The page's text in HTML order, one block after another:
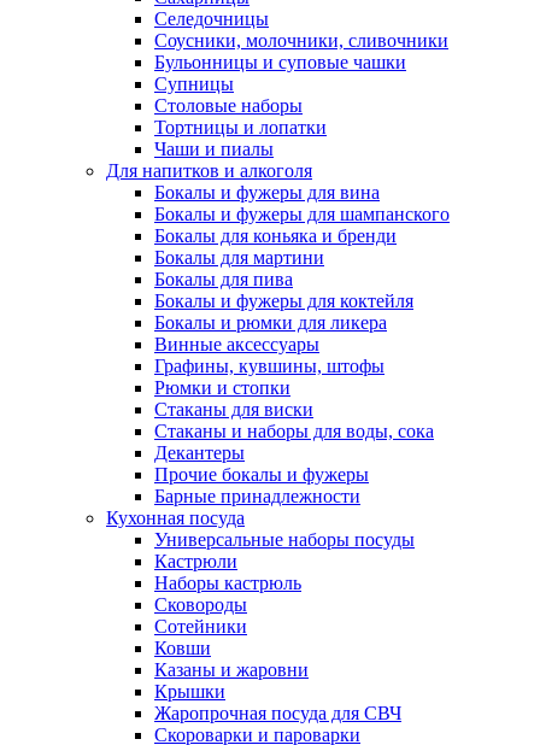
Селедочницы
Соусники, молочники, сливочники
Бульонницы и суповые чашки
Супницы
Столовые наборы
Тортницы и лопатки
Чаши и пиалы
Для напитков и алкоголя
Бокалы и фужеры для вина
Бокалы и фужеры для шампанского
Бокалы для коньяка и бренди
Бокалы для мартини
Бокалы для пива
Бокалы и фужеры для коктейля
Бокалы и рюмки для ликера
Винные аксессуары
Графины, кувшины, штофы
Рюмки и стопки
Стаканы для виски
Стаканы и наборы для воды, сока
Декантеры
Прочие бокалы и фужеры
Барные принадлежности
Кухонная посуда
Универсальные наборы посуды
Кастрюли
Наборы кастрюль
Сковороды
Сотейники
Ковши
Казаны и жаровни
Крышки
Жаропрочная посуда для СВЧ
Скороварки и пароварки